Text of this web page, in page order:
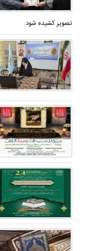
تصویر کشیده شود.